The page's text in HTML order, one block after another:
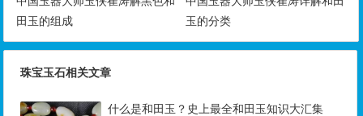
田玉的组成
玉的分类
珠宝玉石相关文章
什么是和田玉？史上最全和田玉知识大汇集